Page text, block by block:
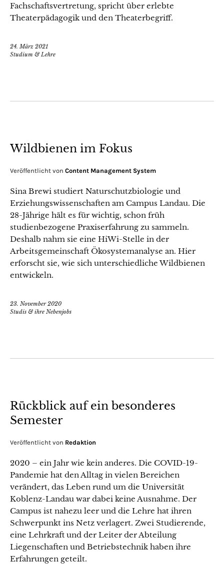
Fachschaftsvertretung, spricht über erlebte
Theaterpädagogik und den Theaterbegriff.
24. März 2021
Studium & Lehre
Wildbienen im Fokus
Veröffentlicht von Content Management System
Sina Brewi studiert Naturschutzbiologie und
Erziehungswissenschaften am Campus Landau. Die
28-Jährige hält es für wichtig, schon früh
studienbezogene Praxiserfahrung zu sammeln.
Deshalb nahm sie eine HiWi-Stelle in der
Arbeitsgemeinschaft Ökosystemanalyse an. Hier
erforscht sie, wie sich unterschiedliche Wildbienen
entwickeln.
23. November 2020
Studis & ihre Nebenjobs
Rückblick auf ein besonderes
Semester
Veröffentlicht von Redaktion
2020 – ein Jahr wie kein anderes. Die COVID-19-
Pandemie hat den Alltag in vielen Bereichen
verändert, das Leben rund um die Universität
Koblenz-Landau war dabei keine Ausnahme. Der
Campus ist nahezu leer und die Lehre hat ihren
Schwerpunkt ins Netz verlagert. Zwei Studierende,
eine Lehrkraft und der Leiter der Abteilung
Liegenschaften und Betriebstechnik haben ihre
Erfahrungen geteilt.